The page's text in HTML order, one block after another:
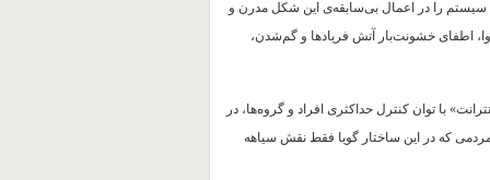
سیستم را در اعمال بی‌سابقه‌ی این شکل مدرن و
اطفای خشونت‌بار آتش فریادها و گم‌شدن،
با توان کنترل حداکثری افراد و گروه‌ها، در
که در این ساختار گویا فقط نقش سیاهه